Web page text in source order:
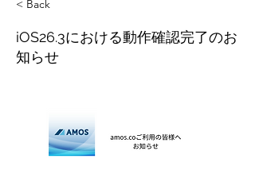
< Back
iOS26.3における動作確認完了のお
知らせ